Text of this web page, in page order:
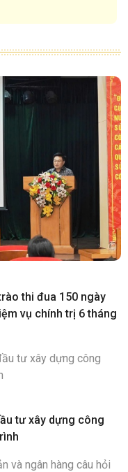
thi đua 150 ngày
vụ chính trị 6 tháng
tư xây dựng công